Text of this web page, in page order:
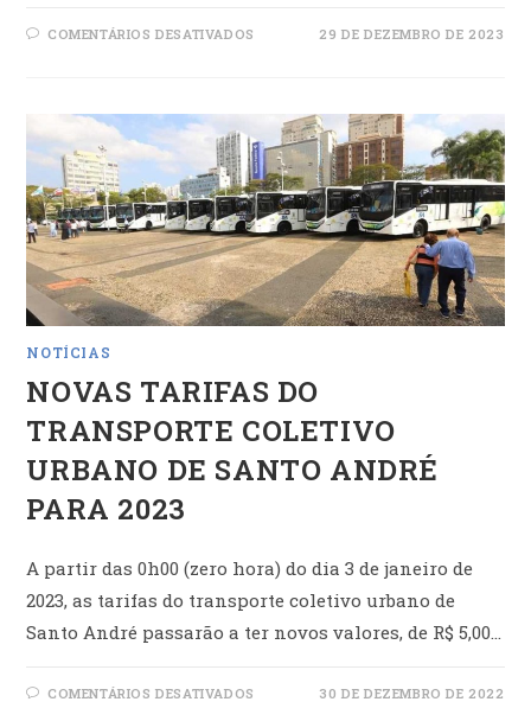
COMENTÁRIOS DESATIVADOS
COLETIVO
URBANO
DE
SANTO
ANDRÉ
PARA
2024
29 DE DEZEMBRO DE 2023
NOTÍCIAS
NOVAS TARIFAS DO
TRANSPORTE COLETIVO
URBANO DE SANTO ANDRÉ
PARA 2023
A partir das 0h00 (zero hora) do dia 3 de janeiro de
2023, as tarifas do transporte coletivo urbano de
Santo André passarão a ter novos valores, de R$ 5,00…
COMENTÁRIOS DESATIVADOS 30 DE DEZEMBRO DE 2022